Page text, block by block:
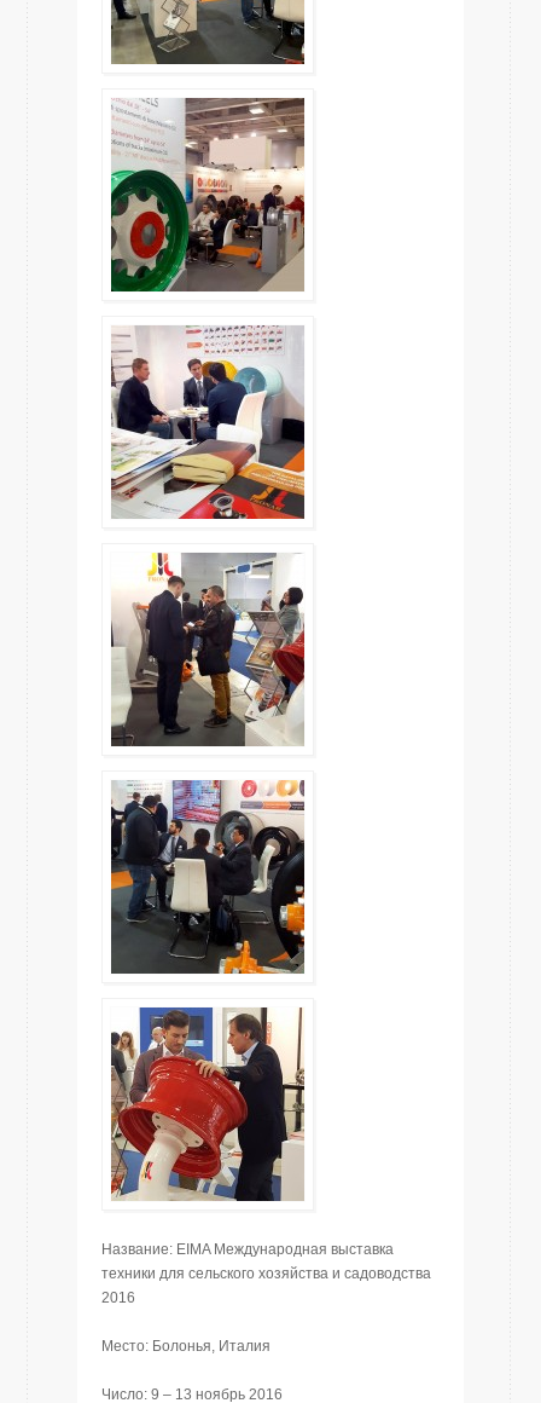
Название: EIMA Международная выставка
техники для сельского хозяйства и садоводства
2016
Mесто: Болонья, Италия
Число: 9 – 13 ноябрь 2016